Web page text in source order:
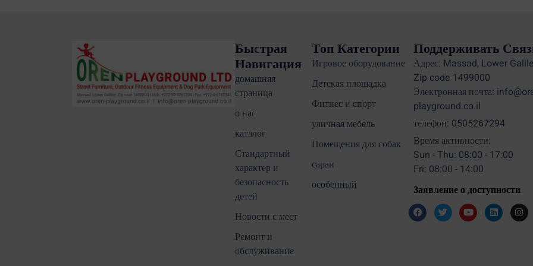
Быстрая
Навигация
домашняя
страница
о нас
каталог
Стандартный
характер и
безопасность
детей
Новости с мест
Ремонт и
обслуживание
Топ Категории
Игровое оборудование
Детская площадка
Фитнес и спорт
уличная мебель
Помещения для собак
сараи
особенный
Поддерживать
Адрес: Massad, Lower
Zip code 1499000
Электронная почта:
playground.co.il
телефон: 0505267294
Время активности:
Sun - Thu: 08:00 - 17:00
Fri: 08:00 - 14:00
Заявление о доступности